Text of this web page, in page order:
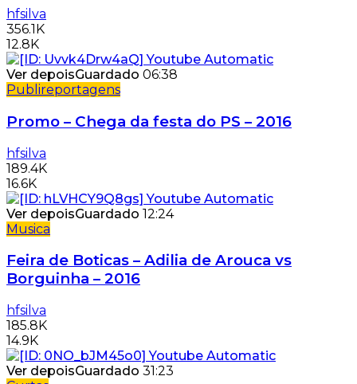
hfsilva
356.1K
12.8K
Ver depoisGuardado 06:38
Publireportagens
Promo – Chega da festa do PS – 2016
hfsilva
189.4K
16.6K
Ver depoisGuardado 12:24
Musica
Feira de Boticas – Adilia de Arouca vs
Borguinha – 2016
hfsilva
185.8K
14.9K
Ver depoisGuardado 31:23